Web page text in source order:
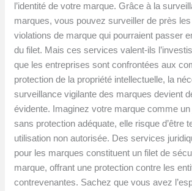
l’identité de votre marque. Grâce à la
marques, vous pouvez surveiller de près
violations de marque qui pourraient passer
du filet. Mais ces services valent-ils
que les entreprises sont confrontées aux
protection de la propriété intellectuelle, la
surveillance vigilante des marques devient
évidente. Imaginez votre marque comme
sans protection adéquate, elle risque d’être
utilisation non autorisée. Des services
pour les marques constituent un filet de
marque, offrant une protection contre les
contrevenantes. Sachez que vous avez